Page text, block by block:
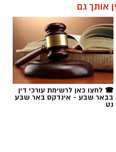
אותך גם
☎ לחצו כאן לרשימת עורכי דין
בבאר שבע - אינדקס באר שבע
נט